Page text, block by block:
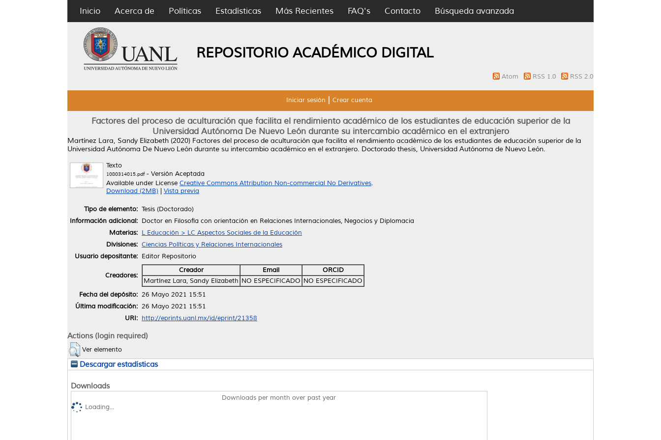
Inicio Acerca de Políticas Estadísticas Más Recientes FAQ's Contacto Búsqueda avanzada
REPOSITORIO ACADÉMICO DIGITAL
Atom RSS 1.0 RSS 2.0
Iniciar sesión Crear cuenta
Factores del proceso de aculturación que facilita el rendimiento académico de los estudiantes de educación superior de la
Universidad Autónoma De Nuevo León durante su intercambio académico en el extranjero
Martínez Lara, Sandy Elizabeth (2020) Factores del proceso de aculturación que facilita el rendimiento académico de los estudiantes de educación superior de la
Universidad Autónoma De Nuevo León durante su intercambio académico en el extranjero. Doctorado thesis, Universidad Autónoma de Nuevo León.
Texto
1080314015.pdf- Versión Aceptada
Available under License Creative Commons Attribution Non-commercial No Derivatives.
Download (2MB)
Vista previa
Tipo de elemento: Tesis (Doctorado)
Información adicional: Doctor en Filosofía con orientación en Relaciones Internacionales, Negocios y Diplomacia
Materias: L Educación > LC Aspectos Sociales de la Educación
Divisiones: Ciencias Políticas y Relaciones Internacionales
Usuario depositante: Editor Repositorio
Creadores:
Creador Email
ORCID
Martínez Lara, Sandy Elizabeth NO ESPECIFICADO NO ESPECIFICADO
Fecha del depósito: 26 Mayo 2021 15:51
Última modificación: 26 Mayo 2021 15:51
URI: http://eprints.uanl.mx/id/eprint/21358
Actions (login required)
Ver elemento
Descargar estadísticas
Downloads
Downloads per month over past year
Loading...